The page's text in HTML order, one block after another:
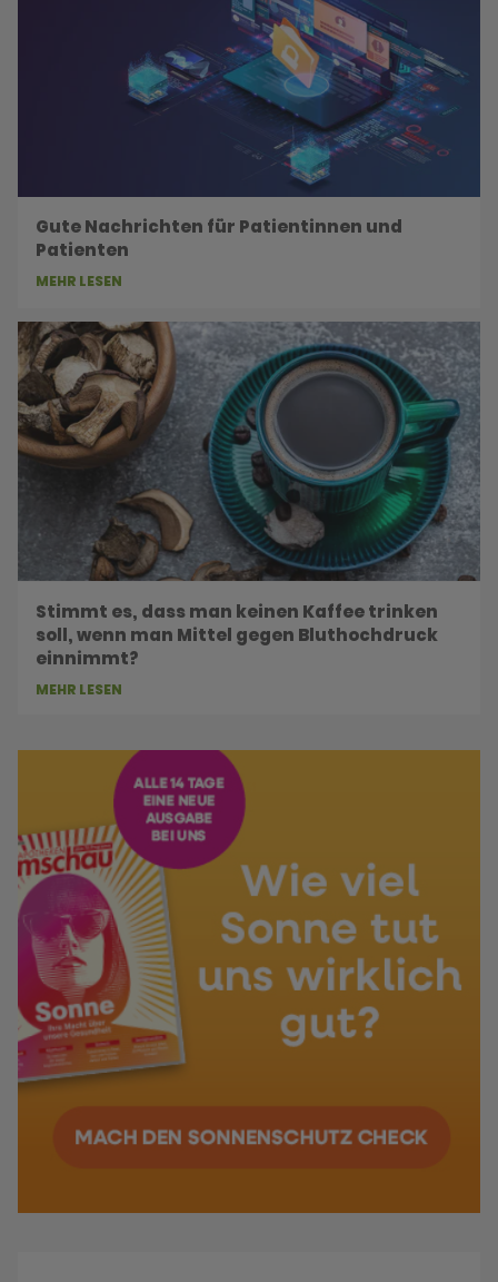
Gute Nachrichten für Patientinnen und
Patienten
MEHR LESEN
Stimmt es, dass man keinen Kaffee trinken
soll, wenn man Mittel gegen Bluthochdruck
einnimmt?
MEHR LESEN